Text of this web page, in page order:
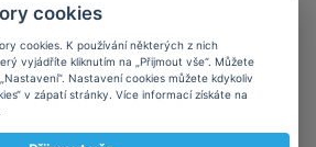
téměř vše
50 000 skladových
pro okamžitý odběr
cookies
cookies. K používání některých z nich
vyjádříte kliknutím na „Přijmout vše“. Můžete
Nastavení cookies můžete kdykoliv
v zápatí stránky. Více informací získáte na